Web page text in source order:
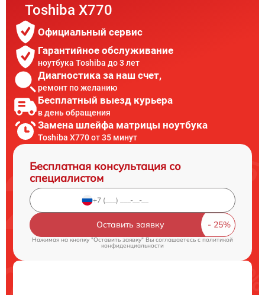
Toshiba X770
Официальный сервис
Гарантийное обслуживание
ноутбука Toshiba до 3 лет
Диагностика за наш счет,
ремонт по желанию
Бесплатный выезд курьера
в день обращения
Замена шлейфа матрицы ноутбука
Toshiba X770 от 35 минут
Бесплатная консультация со
специалистом
Оставить заявку
Нажимая на кнопку "Оставить заявку" Вы соглашаетесь cполитикой
конфиденциальности